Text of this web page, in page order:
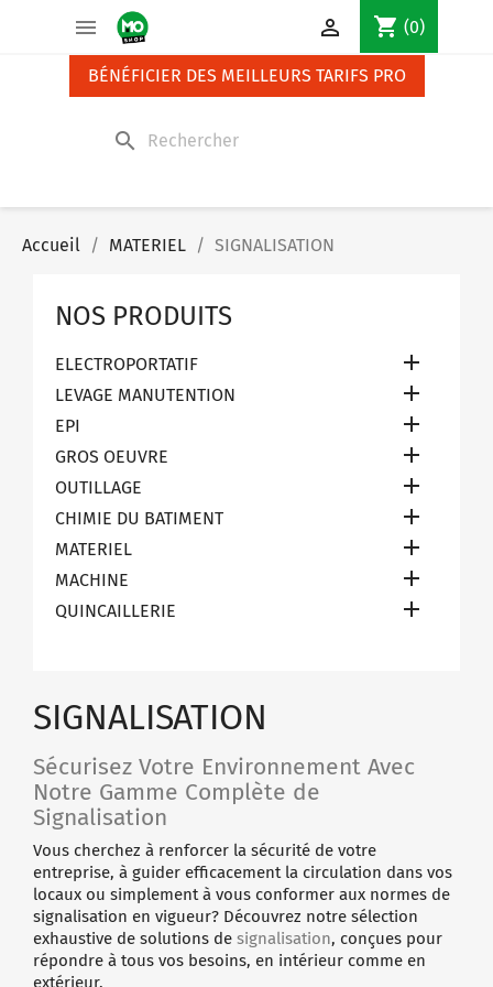
 shopping_cart (0)

BÉNÉFICIER DES MEILLEURS TARIFS PRO
search
Accueil MATERIEL SIGNALISATION
NOS PRODUITS
ELECTROPORTATIF 
LEVAGE MANUTENTION 
EPI 
GROS OEUVRE 
OUTILLAGE 
CHIMIE DU BATIMENT 
MATERIEL 
MACHINE 
QUINCAILLERIE 
SIGNALISATION
Sécurisez Votre Environnement Avec
Notre Gamme Complète de
Signalisation
Vous cherchez à renforcer la sécurité de votre
entreprise, à guider efficacement la circulation dans vos
locaux ou simplement à vous conformer aux normes de
signalisation en vigueur? Découvrez notre sélection
exhaustive de solutions de signalisation, conçues pour
répondre à tous vos besoins, en intérieur comme en
extérieur.
Panneau de gestion des cookies